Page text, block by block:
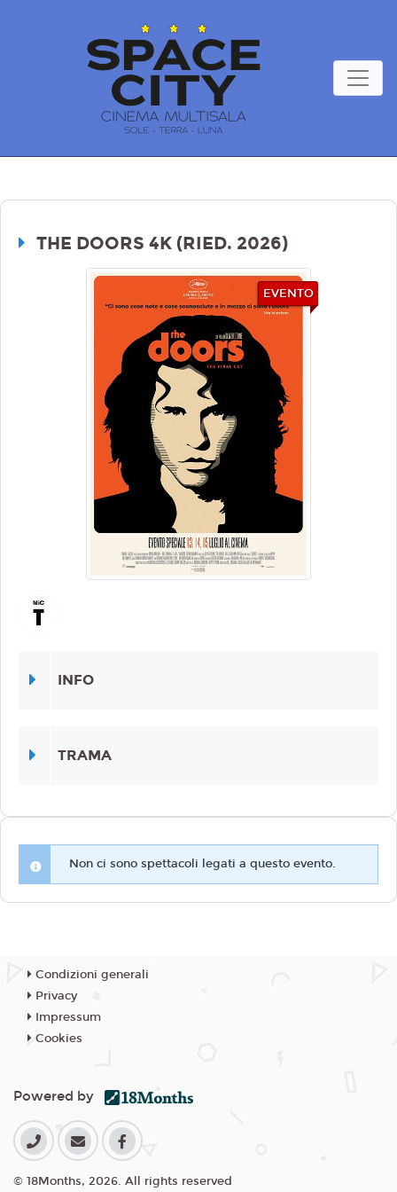
THE DOORS 4K (RIED. 2026)
EVENTO
INFO
TRAMA
Non ci sono spettacoli legati a questo evento.
Condizioni generali
Privacy
Impressum
Cookies
Powered by
© 18Months, 2026. All rights reserved